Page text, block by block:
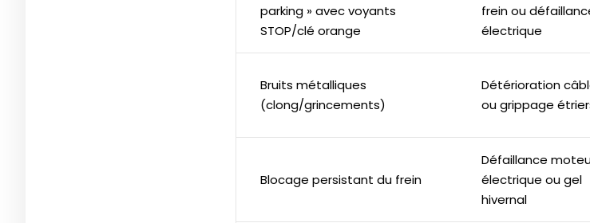
parking » avec voyants
STOP/clé orange
frein ou
électrique
Bruits métalliques
(clong/grincements)
Détérioration
ou grippage
Blocage persistant du frein
Défaillance
électrique ou gel
hivernal